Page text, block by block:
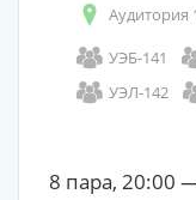
Аудитория
УЭБ-141
УЭЛ-142
8 пара, 20:00